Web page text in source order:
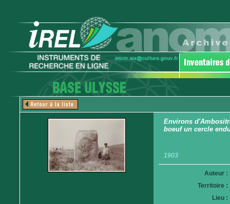
Environs
boeuf un cercle
1903
Auteur :
Territoire :
Lieu :